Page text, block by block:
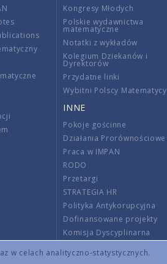
w celach analityczno-statystycznych.
Kongresy Młodych
Polskie wydawnictwa
matematyczne
Notatki z wykładów
Kolegium Dziekanów i
Dyrektorów
Przydatne linki
Wybitni Polscy Matematycy
INNE
Pokoje gościnne
Działania Prorównościowe
Praca w IMPAN
RODO
Przetargi
STRATEGIA HR
Polityka Antykorupcyjna
Dofinansowane projekty
Komisja Dyscyplinarna
Wnoszenie opłat